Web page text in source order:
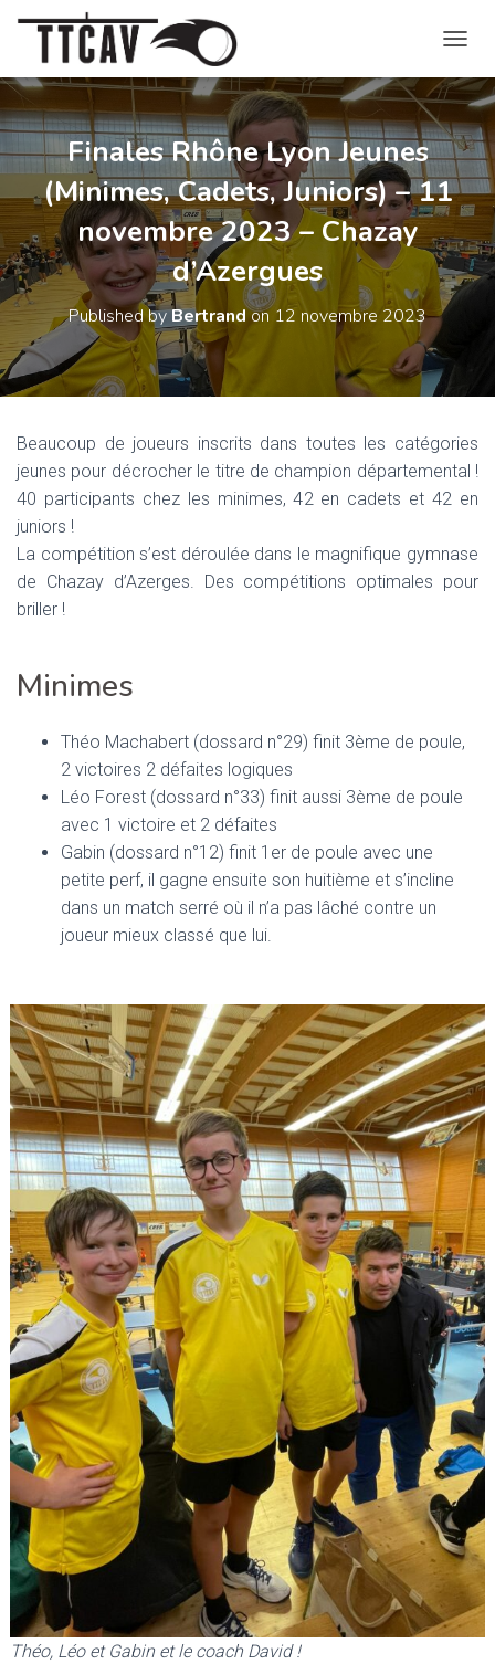
U
V
I
R
/
R
E
G
A
T
N
Finales Rhône Lyon Jeunes
(Minimes, Cadets, Juniors) – 11
novembre 2023 – Chazay
d’Azergues
Published byBertrandon 12 novembre 2023
Beaucoup de joueurs inscrits dans toutes les catégories
jeunes pour décrocher le titre de champion départemental !
40 participants chez les minimes, 42 en cadets et 42 en
juniors !
La compétition s’est déroulée dans le magnifique gymnase
de Chazay d’Azerges. Des compétitions optimales pour
briller !
Minimes
Théo Machabert (dossard n°29) finit 3ème de poule,
2 victoires 2 défaites logiques
Léo Forest (dossard n°33) finit aussi 3ème de poule
avec 1 victoire et 2 défaites
Gabin (dossard n°12) finit 1er de poule avec une
petite perf, il gagne ensuite son huitième et s’incline
dans un match serré où il n’a pas lâché contre un
joueur mieux classé que lui.
Théo, Léo et Gabin et le coach David !